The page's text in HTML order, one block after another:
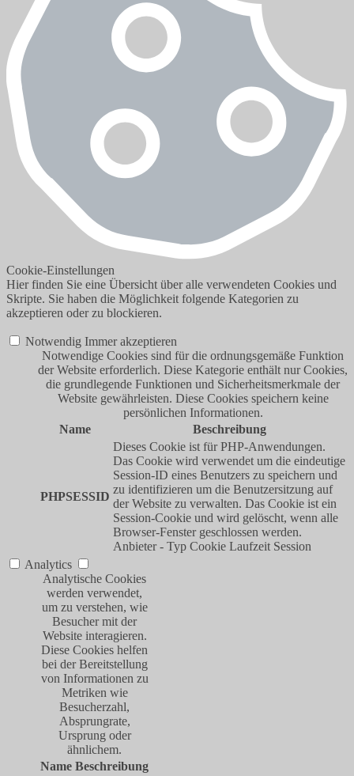
Cookie-Einstellungen
Hier finden Sie eine Übersicht über alle verwendeten Cookies und
Skripte. Sie haben die Möglichkeit folgende Kategorien zu
akzeptieren oder zu blockieren.
Notwendig Immer akzeptieren
Notwendige Cookies sind für die ordnungsgemäße Funktion
der Website erforderlich. Diese Kategorie enthält nur Cookies,
die grundlegende Funktionen und Sicherheitsmerkmale der
Website gewährleisten. Diese Cookies speichern keine
persönlichen Informationen.
Name
Beschreibung
PHPSESSID
Dieses Cookie ist für PHP-Anwendungen.
Das Cookie wird verwendet um die eindeutige
Session-ID eines Benutzers zu speichern und
zu identifizieren um die Benutzersitzung auf
der Website zu verwalten. Das Cookie ist ein
Session-Cookie und wird gelöscht, wenn alle
Browser-Fenster geschlossen werden.
Anbieter - Typ Cookie Laufzeit Session
Analytics
Analytische Cookies
werden verwendet,
um zu verstehen, wie
Besucher mit der
Website interagieren.
Diese Cookies helfen
bei der Bereitstellung
von Informationen zu
Metriken wie
Besucherzahl,
Absprungrate,
Ursprung oder
ähnlichem.
Name Beschreibung